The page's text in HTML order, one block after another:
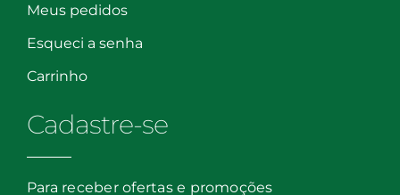
Meus pedidos
Esqueci a senha
Carrinho
Cadastre-se
Para receber ofertas e promoções